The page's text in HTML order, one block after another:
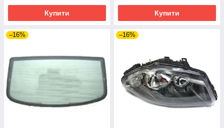
Купити Купити
–16% –16%